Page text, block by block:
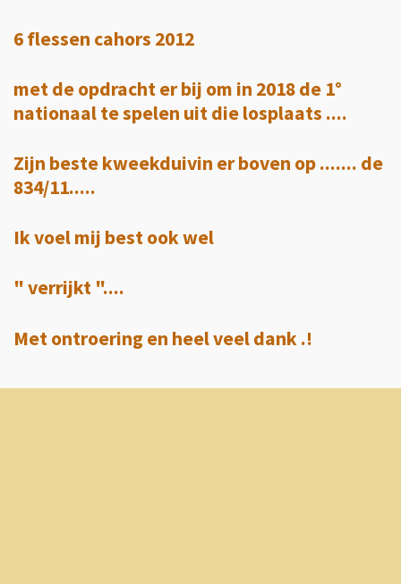
6 flessen cahors 2012
met de opdracht er bij om in 2018 de 1°
nationaal te spelen uit die losplaats ....
Zijn beste kweekduivin er boven op ....... de
834/11.....
Ik voel mij best ook wel
" verrijkt "....
Met ontroering en heel veel dank .!